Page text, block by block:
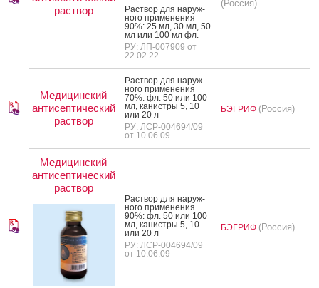
раствор
Рас­твор для на­руж­
но­го при­мене­ния
90%: 25 мл, 30 мл, 50
мл или 100 мл фл.
РУ: ЛП-007909 от
22.02.22
(Россия)
Медицинский
антисептический
раствор
Рас­твор для на­руж­
но­го при­мене­ния
70%: фл. 50 или 100
мл, ка­нис­тры 5, 10
или 20 л
РУ: ЛСР-004694/09
от 10.06.09
БЭГРИФ (Россия)
Медицинский
антисептический
раствор
Рас­твор для на­руж­
но­го при­мене­ния
90%: фл. 50 или 100
мл, ка­нис­тры 5, 10
или 20 л
РУ: ЛСР-004694/09
от 10.06.09
БЭГРИФ (Россия)